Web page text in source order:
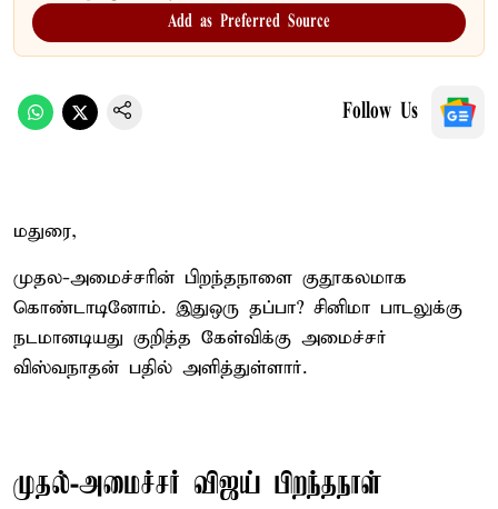
Add as Preferred Source
Follow Us
மதுரை,
முதல-அமைச்சரின் பிறந்தநாளை குதூகலமாக
கொண்டாடினோம். இதுஒரு தப்பா? சினிமா பாடலுக்கு
நடமானடியது குறித்த கேள்விக்கு அமைச்சர்
விஸ்வநாதன் பதில் அளித்துள்ளார்.
முதல்-அமைச்சர் விஜய் பிறந்தநாள்